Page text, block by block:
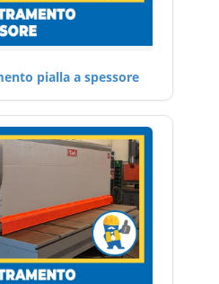
pialla a spessore